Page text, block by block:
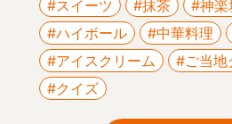
#スイーツ #抹茶 #神楽
#ハイボール
#中華料理
#アイスクリーム
#ご当地
#クイズ